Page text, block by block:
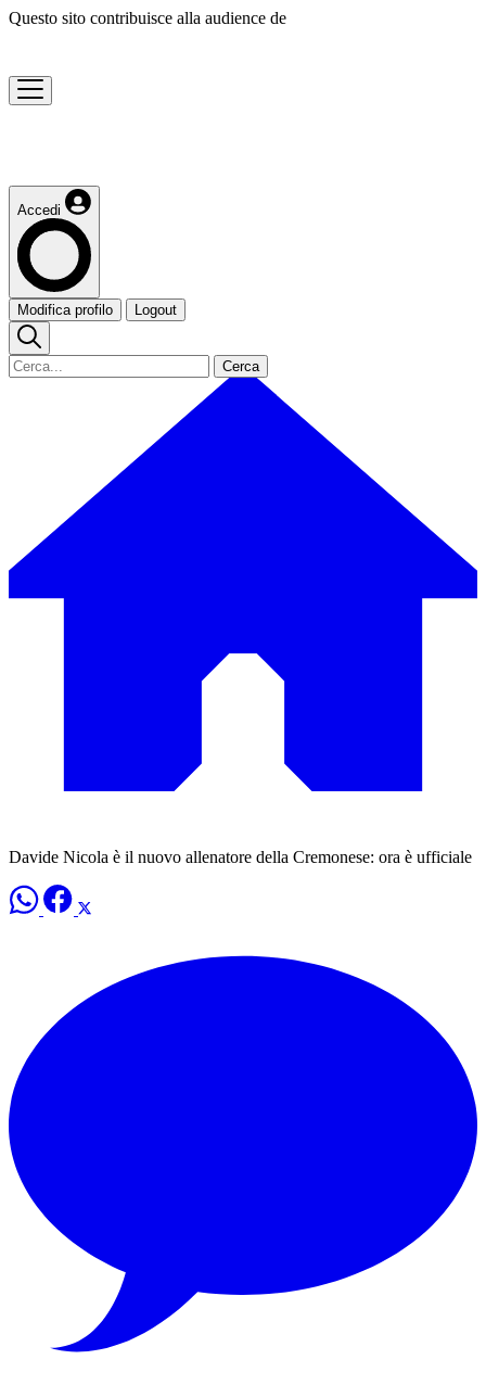
Questo sito contribuisce alla audience de
Accedi
Modifica profilo Logout
Cerca
Davide Nicola è il nuovo allenatore della Cremonese: ora è ufficiale